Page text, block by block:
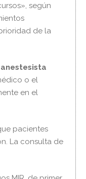
según
de la
o el
en el
pacientes
La consulta de